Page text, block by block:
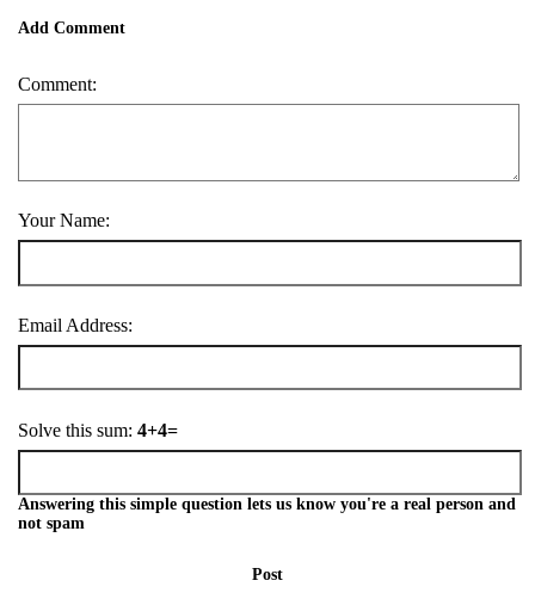
Add Comment
Comment:
Your Name:
Email Address:
Solve this sum: 4+4=
Answering this simple question lets us know you're a real person and
not spam
Post